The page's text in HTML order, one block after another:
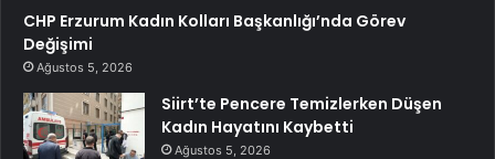
CHP Erzurum Kadın Kolları Başkanlığı’nda Görev
Değişimi
Ağustos 5, 2026
Siirt’te Pencere Temizlerken Düşen
Kadın Hayatını Kaybetti
Ağustos 5, 2026